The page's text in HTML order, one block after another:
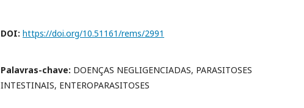
DOI: https://doi.org/10.51161/rems/2991
Palavras-chave: DOENÇAS NEGLIGENCIADAS, PARASITOSES
INTESTINAIS, ENTEROPARASITOSES